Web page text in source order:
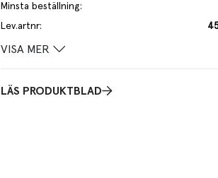
Minsta beställning:
Lev.artnr:
VISA MER
LÄS PRODUKTBLAD